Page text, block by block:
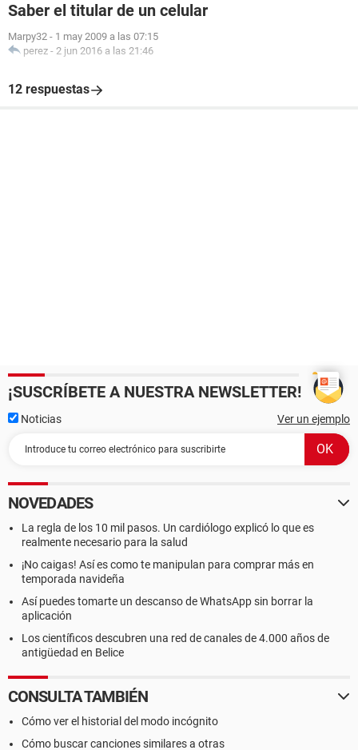
Saber el titular de un celular
Marpy32 - 1 may 2009 a las 07:15
perez - 2 jun 2016 a las 21:46
12 respuestas
¡SUSCRÍBETE A NUESTRA NEWSLETTER!
Noticias Ver un ejemplo
NOVEDADES
La regla de los 10 mil pasos. Un cardiólogo explicó lo que es
realmente necesario para la salud
¡No caigas! Así es como te manipulan para comprar más en
temporada navideña
Así puedes tomarte un descanso de WhatsApp sin borrar la
aplicación
Los científicos descubren una red de canales de 4.000 años de
antigüedad en Belice
CONSULTA TAMBIÉN
Cómo ver el historial del modo incógnito
Cómo buscar canciones similares a otras